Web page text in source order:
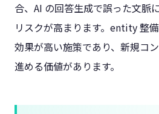
合、AI の回答生成で誤った文脈
リスクが高まります。entity 整
効果が高い施策であり、新規コ
進める価値があります。